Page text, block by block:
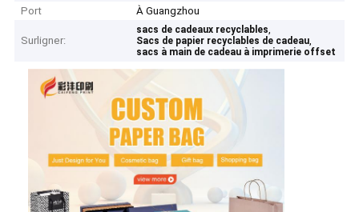
Port
À Guangzhou
Surligner:
sacs de cadeaux recyclables,
Sacs de papier recyclables de cadeau,
sacs à main de cadeau à imprimerie offset